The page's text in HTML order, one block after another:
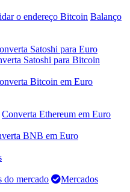
o endereço Bitcoin Balanço
Satoshi para Euro
Satoshi para Bitcoin
Bitcoin em Euro
Converta Ethereum em Euro
BNB em Euro
do mercado
Mercados